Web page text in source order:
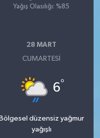
Yağış Olasılığı: %85
28 MART
CUMARTESI
6°
düzensiz yağmur
yağışlı